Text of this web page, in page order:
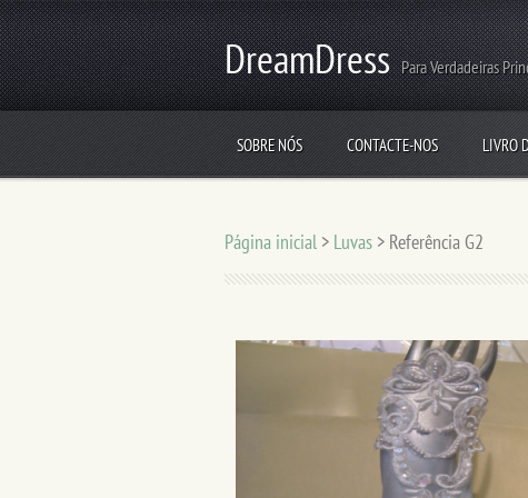
DreamDress Para Verdadeiras
SOBRE NÓS CONTACTE-NOS LIVRO
Página inicial > Luvas > Referência G2